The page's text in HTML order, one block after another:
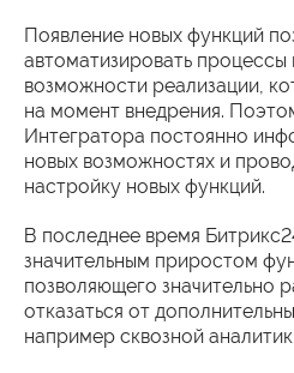
Появление новых функций
автоматизировать процессы
возможности реализации,
на момент внедрения.
Интегратора постоянно
новых возможностях и
настройку новых функций.
В последнее время
значительным приростом
позволяющего значительно
отказаться от
например сквозной